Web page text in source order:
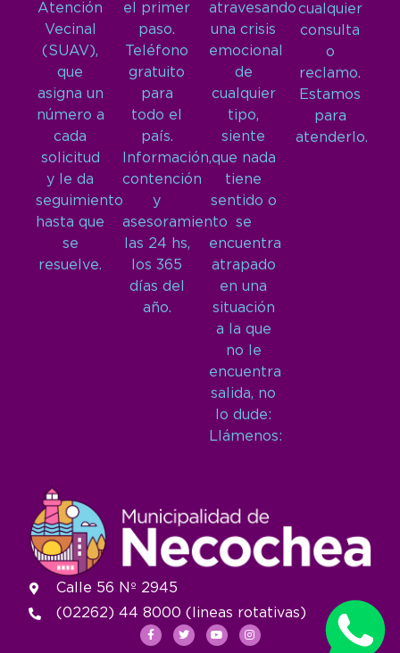
Atención
Vecinal
(SUAV),
que
asigna un
número a
cada
solicitud
y le da
seguimiento
hasta que
se
resuelve.
el primer
paso.
Teléfono
gratuito
para
todo el
país.
Información,
contención
y
asesoramiento
las 24 hs,
los 365
días del
año.
atravesando
una crisis
emocional
de
cualquier
tipo,
siente
que nada
tiene
sentido o
se
encuentra
atrapado
en una
situación
a la que
no le
encuentra
salida, no
lo dude:
Llámenos:
cualquier
consulta
o
reclamo.
Estamos
para
atenderlo.
Calle 56 Nº 2945
(02262) 44 8000 (lineas rotativas)